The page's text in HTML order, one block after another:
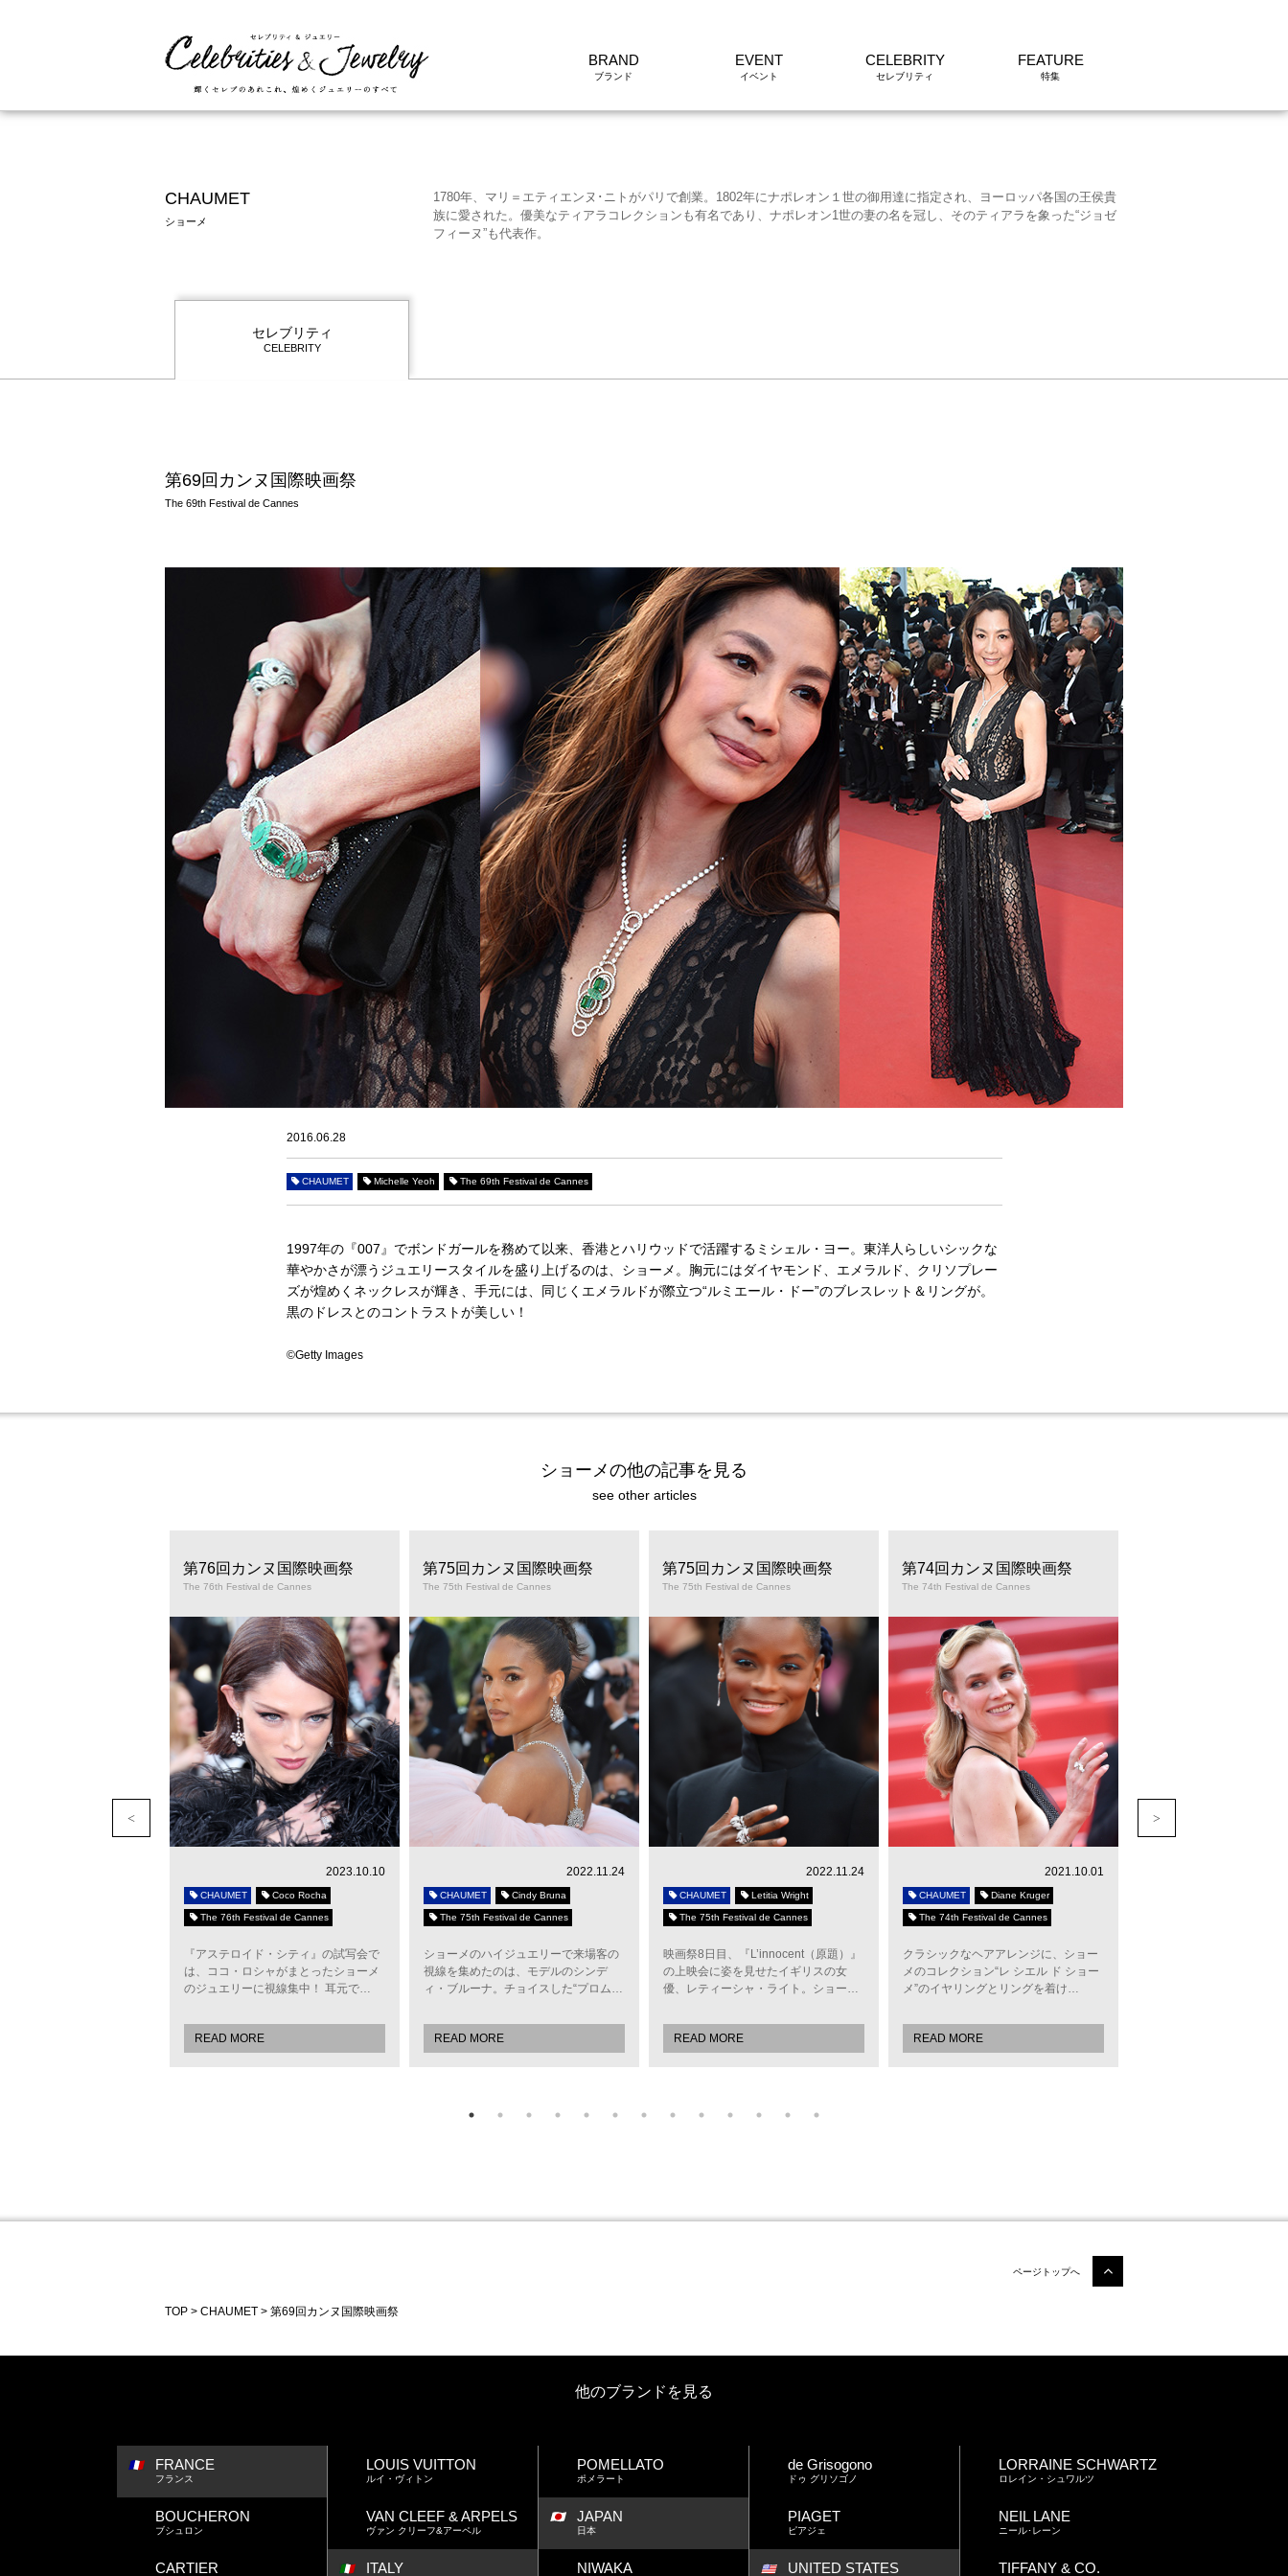
BRAND EVENT CELEBRITY FEATURE
CHAUMET
ショーメ
1780年、マリ＝エティエンヌ･ニトがパリで創業。1802年にナポレオン１世の御用達に指定され、ヨーロッパ各国の王侯貴
族に愛された。優美なティアラコレクションも有名であり、ナポレオン1世の妻の名を冠し、そのティアラを象った“ジョゼ
フィーヌ”も代表作。
セレブリティ
CELEBRITY
第69回カンヌ国際映画祭
The 69th Festival de Cannes
2016.06.28
CHAUMET Michelle Yeoh The 69th Festival de Cannes
1997年の『007』でボンドガールを務めて以来、香港とハリウッドで活躍するミシェル・ヨー。東洋人らしいシックな
華やかさが漂うジュエリースタイルを盛り上げるのは、ショーメ。胸元にはダイヤモンド、エメラルド、クリソプレー
ズが煌めくネックレスが輝き、手元には、同じくエメラルドが際立つ“ルミエール・ドー”のブレスレット＆リングが。
黒のドレスとのコントラストが美しい！
©Getty Images
ショーメの他の記事を見る
see other articles
第76回カンヌ国際映画祭
The 76th Festival de Cannes
2023.10.10
CHAUMET Coco Rocha
The 76th Festival de Cannes
『アステロイド・シティ』の試写会で
は、ココ・ロシャがまとったショーメ
のジュエリーに視線集中！ 耳元で…
READ MORE
第75回カンヌ国際映画祭
The 75th Festival de Cannes
2022.11.24
CHAUMET Cindy Bruna
The 75th Festival de Cannes
ショーメのハイジュエリーで来場客の
視線を集めたのは、モデルのシンデ
ィ・ブルーナ。チョイスした“プロム…
READ MORE
第75回カンヌ国際映画祭
The 75th Festival de Cannes
2022.11.24
CHAUMET Letitia Wright
The 75th Festival de Cannes
映画祭8日目、『L’innocent（原題）』
の上映会に姿を見せたイギリスの女
優、レティーシャ・ライト。ショー…
READ MORE
第74回カンヌ国際映画祭
The 74th Festival de Cannes
2021.10.01
CHAUMET Diane Kruger
The 74th Festival de Cannes
クラシックなヘアアレンジに、ショー
メのコレクション“レ シエル ド ショー
メ”のイヤリングとリングを着け…
READ MORE
ページトップへ
TOP CHAUMET 第69回カンヌ国際映画祭
他のブランドを見る
FRANCE
フランス
BOUCHERON
ブシュロン
CARTIER
LOUIS VUITTON
ルイ・ヴィトン
VAN CLEEF & ARPELS
ヴァン クリーフ&アーペル
ITALY
POMELLATO
ポメラート
JAPAN
日本
NIWAKA
de Grisogono
ドゥ グリソゴノ
PIAGET
ピアジェ
UNITED STATES
LORRAINE SCHWARTZ
ロレイン・シュワルツ
NEIL LANE
ニール･レーン
TIFFANY & CO.